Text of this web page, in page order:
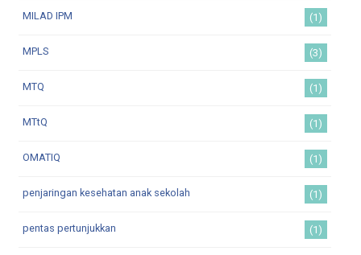
MILAD IPM (1)
MPLS (3)
MTQ (1)
MTtQ (1)
OMATIQ (1)
penjaringan kesehatan anak sekolah (1)
pentas pertunjukkan (1)